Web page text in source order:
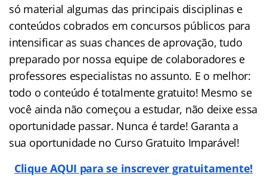
só material algumas das principais disciplinas e
conteúdos cobrados em concursos públicos para
intensificar as suas chances de aprovação, tudo
preparado por nossa equipe de colaboradores e
professores especialistas no assunto. E o melhor:
todo o conteúdo é totalmente gratuito! Mesmo se
você ainda não começou a estudar, não deixe essa
oportunidade passar. Nunca é tarde! Garanta a
sua oportunidade no Curso Gratuito Imparável!
Clique AQUI para se inscrever gratuitamente!